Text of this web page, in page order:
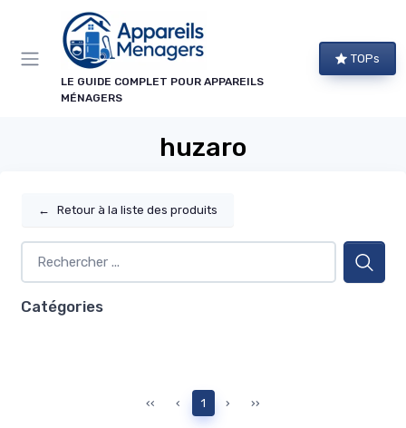
LE GUIDE COMPLET POUR APPAREILS
MÉNAGERS
TOPs
huzaro
← Retour à la liste des produits
Catégories
‹‹ ‹ 1 › ››
Panneau de gestion des cookies